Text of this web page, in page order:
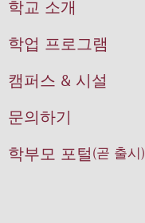
학교 소개
학업 프로그램
캠퍼스 & 시설
문의하기
학부모 포털 (곧 출시)